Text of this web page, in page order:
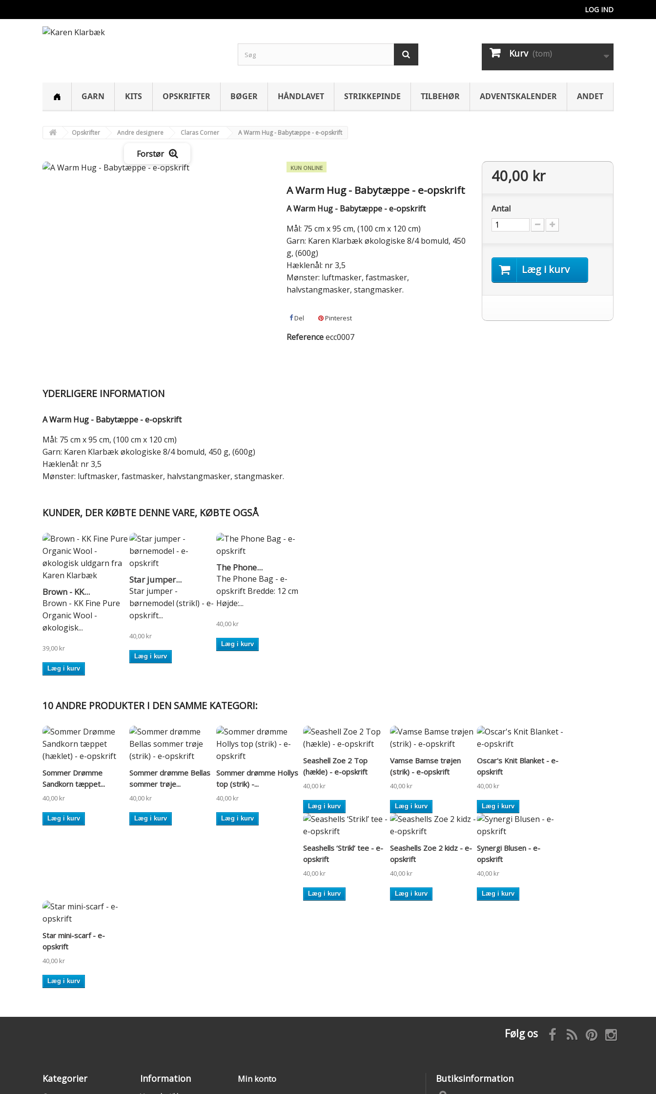
LOG IND
Kurv (tom)
GARN KITS OPSKRIFTER BØGER HÅNDLAVET STRIKKEPINDE TILBEHØR ADVENTSKALENDER ANDET
Opskrifter Andre designere Claras Corner A Warm Hug - Babytæppe - e-opskrift
Forstør
KUN ONLINE
A Warm Hug - Babytæppe - e-opskrift
A Warm Hug - Babytæppe - e-opskrift
Mål: 75 cm x 95 cm, (100 cm x 120 cm)
Garn: Karen Klarbæk økologiske 8/4 bomuld, 450
g, (600g)
Hæklenål: nr 3,5
Mønster: luftmasker, fastmasker,
halvstangmasker, stangmasker.
Del Pinterest
Referenceecc0007
40,00 kr
Antal
Læg i kurv
YDERLIGERE INFORMATION
A Warm Hug - Babytæppe - e-opskrift
Mål: 75 cm x 95 cm, (100 cm x 120 cm)
Garn: Karen Klarbæk økologiske 8/4 bomuld, 450 g, (600g)
Hæklenål: nr 3,5
Mønster: luftmasker, fastmasker, halvstangmasker, stangmasker.
KUNDER, DER KØBTE DENNE VARE, KØBTE OGSÅ
Brown - KK...
Brown - KK Fine Pure
Organic Wool -
økologisk...
39,00 kr
Læg i kurv
Star jumper...
Star jumper -
børnemodel (strikl) - e-
opskrift...
40,00 kr
Læg i kurv
The Phone...
The Phone Bag - e-
opskrift Bredde: 12 cm
Højde:...
40,00 kr
Læg i kurv
10 ANDRE PRODUKTER I DEN SAMME KATEGORI:
Sommer Drømme
Sandkorn tæppet...
40,00 kr
Læg i kurv
Sommer drømme Bellas
sommer trøje...
40,00 kr
Læg i kurv
Sommer drømme Hollys
top (strik) -...
40,00 kr
Læg i kurv
Seashell Zoe 2 Top
(hækle) - e-opskrift
40,00 kr
Læg i kurv
Vamse Bamse trøjen
(strik) - e-opskrift
40,00 kr
Læg i kurv
Oscar's Knit Blanket - e-
opskrift
40,00 kr
Læg i kurv
Seashells ‘Strikl’ tee - e-
opskrift
40,00 kr
Læg i kurv
Seashells Zoe 2 kidz - e-
opskrift
40,00 kr
Læg i kurv
Synergi Blusen - e-
opskrift
40,00 kr
Læg i kurv
Star mini-scarf - e-
opskrift
40,00 kr
Læg i kurv
Følg os
Kategorier Information Min konto Butiksinformation